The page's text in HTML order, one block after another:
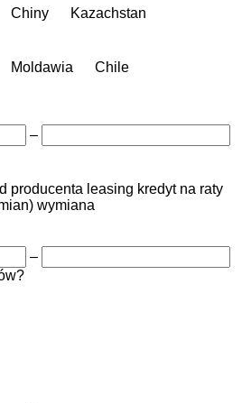
Chiny
Kazachstan
Moldawia
Chile
–
producenta leasing kredyt na raty
wymiana
–